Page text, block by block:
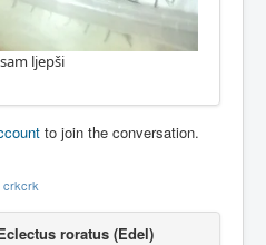
ljepši
to join the conversation.
crkcrk
roratus (Edel)